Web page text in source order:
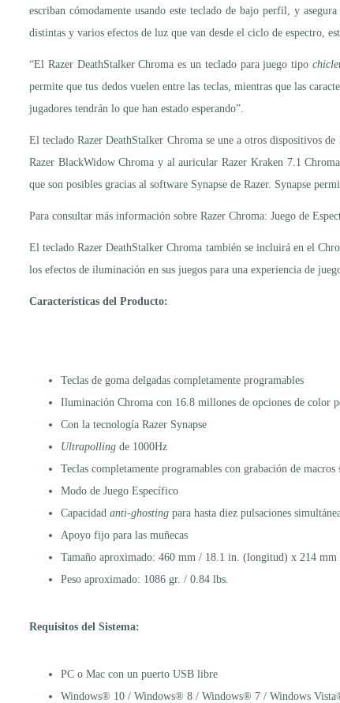
escriban cómodamente usando este teclado de bajo perfil, y
distintas y varios efectos de luz que van desde el ciclo de espectro,
“El Razer DeathStalker Chroma es un teclado para juego tipo
permite que tus dedos vuelen entre las teclas, mientras que las
jugadores tendrán lo que han estado esperando”.
El teclado Razer DeathStalker Chroma se une a otros dispositivos
Razer BlackWidow Chroma y al auricular Razer Kraken 7.1
que son posibles gracias al software Synapse de Razer. Synapse
Para consultar más información sobre Razer Chroma: Juego de
El teclado Razer DeathStalker Chroma también se incluirá en el
los efectos de iluminación en sus juegos para una experiencia de
Características del Producto:
Teclas de goma delgadas completamente programables
Iluminación Chroma con 16.8 millones de opciones de color
Con la tecnología Razer Synapse
Ultrapolling de 1000Hz
Teclas completamente programables con grabación de macros
Modo de Juego Específico
Capacidad anti-ghosting para hasta diez pulsaciones
Apoyo fijo para las muñecas
Tamaño aproximado: 460 mm / 18.1 in. (longitud) x 214
Peso aproximado: 1086 gr. / 0.84 lbs.
Requisitos del Sistema:
PC o Mac con un puerto USB libre
Windows® 10 / Windows® 8 / Windows® 7 / Windows